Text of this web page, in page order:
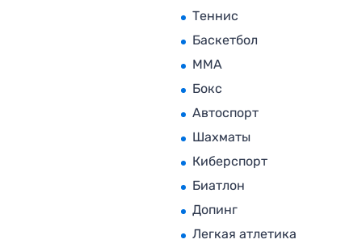
Теннис
Баскетбол
MMA
Бокс
Автоспорт
Шахматы
Киберспорт
Биатлон
Допинг
Легкая атлетика